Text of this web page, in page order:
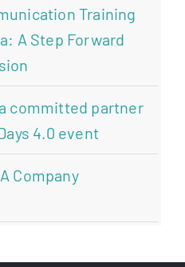
Training
A Step Forward
committed partner
4.0 event
Company